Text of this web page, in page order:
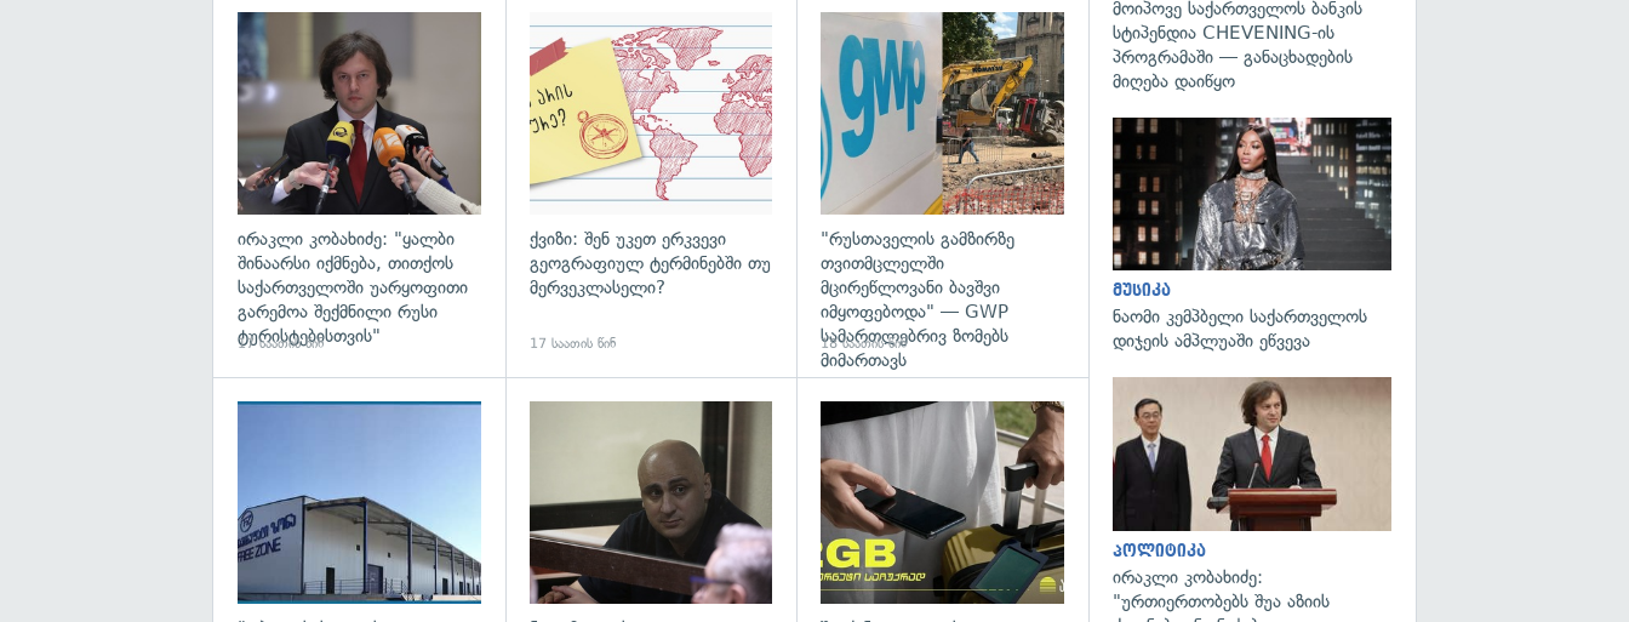
გადახედვა
ირაკლი კობახიძე: "ყალბი
შინაარსი იქმნება, თითქოს
საქართველოში უარყოფითი
გარემოა შექმნილი რუსი
ტურისტებისთვის"
17 საათის წინ
ქვიზი: შენ უკეთ ერკვევი
გეოგრაფიულ ტერმინებში თუ
მერვეკლასელი?
17 საათის წინ
გადახედვა
"რუსთაველის გამზირზე
თვითმცლელში
მცირეწლოვანი ბავშვი
იმყოფებოდა" — GWP
სამართლებრივ ზომებს
მიმართავს
18 საათის წინ
გადახედვა
მოიპოვე საქართველოს ბანკის
სტიპენდია CHEVENING-ის
პროგრამაში — განაცხადების
მიღება დაიწყო
მუსიკა
ნაომი კემპბელი საქართველოს
დიჯეის ამპლუაში ეწვევა
პოლიტიკა
ირაკლი კობახიძე:
"ურთიერთობებს შუა აზიის